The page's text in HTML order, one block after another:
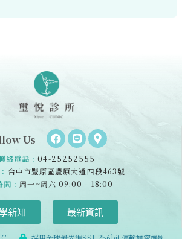
Us
絡電話 : 04-25252555
台中市豐原區豐原大道四段463號
間 : 周一~周六 09:00 - 18:00
新知 最新資訊